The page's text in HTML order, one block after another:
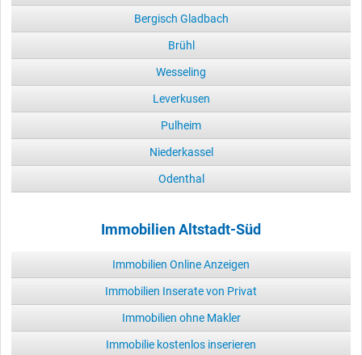
Bergisch Gladbach
Brühl
Wesseling
Leverkusen
Pulheim
Niederkassel
Odenthal
Immobilien Altstadt-Süd
Immobilien Online Anzeigen
Immobilien Inserate von Privat
Immobilien ohne Makler
Immobilie kostenlos inserieren